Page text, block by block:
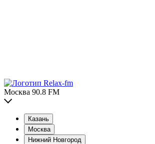
Москва 90.8 FM
Казань
Москва
Нижний Новгород